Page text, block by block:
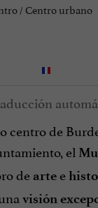
/ Centro urbano
centro de
el
de arte e
visión